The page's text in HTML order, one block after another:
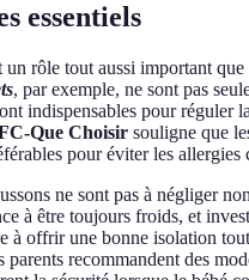
essentiels
un rôle tout aussi important que
, par exemple, ne sont pas
indispensables pour réguler
Que Choisir souligne que
pour éviter les allergies
ne sont pas à négliger
à être toujours froids, et
à offrir une bonne isolation
parents recommandent des